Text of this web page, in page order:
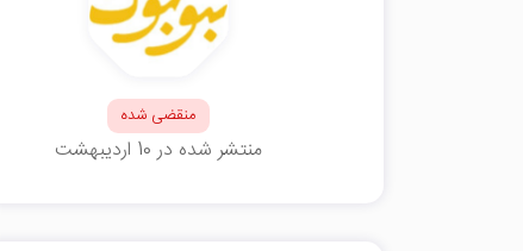
منقضی شده
منتشر شده در 10 اردیبهشت